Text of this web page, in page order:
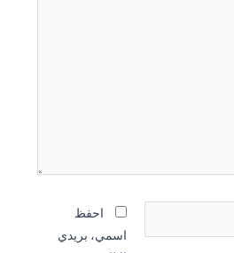
احفظ
اسمي، بريدي